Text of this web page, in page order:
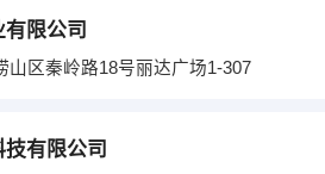
限公司
山区秦岭路18号丽达广场1-307
有限公司